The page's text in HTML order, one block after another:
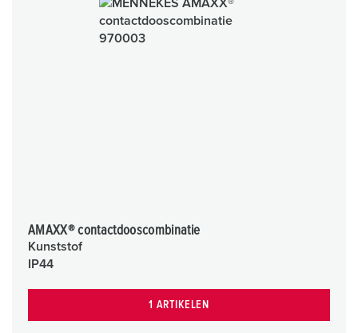
AMAXX® contactdooscombinatie
Kunststof
IP44
1 ARTIKELEN